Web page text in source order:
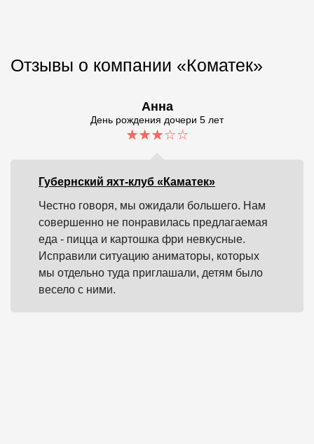
Отзывы о компании «Коматек»
Анна
День рождения дочери 5 лет
Губернский яхт-клуб «Каматек»
Честно говоря, мы ожидали большего. Нам
совершенно не понравилась предлагаемая
еда - пицца и картошка фри невкусные.
Исправили ситуацию аниматоры, которых
мы отдельно туда приглашали, детям было
весело с ними.